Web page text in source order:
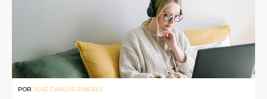
POR JOSÉ CARLOS RIBEIRO